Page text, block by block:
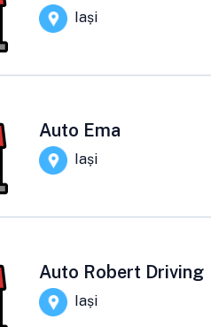
Iași
Auto Ema
Iași
Auto Robert Driving
Iași